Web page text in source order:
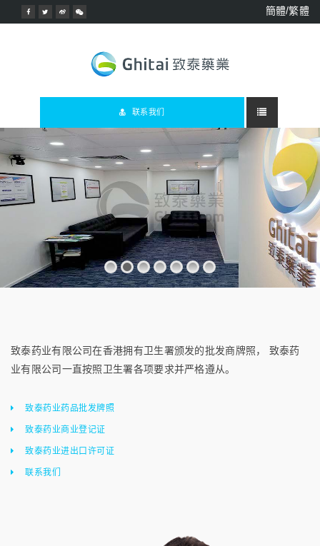
簡體/繁體
联系我们
致泰药业有限公司在香港拥有卫生署颁发的批发商牌照， 致泰药
业有限公司一直按照卫生署各项要求并严格遵从。
致泰药业药品批发牌照
致泰药业商业登记证
致泰药业进出口许可证
联系我们